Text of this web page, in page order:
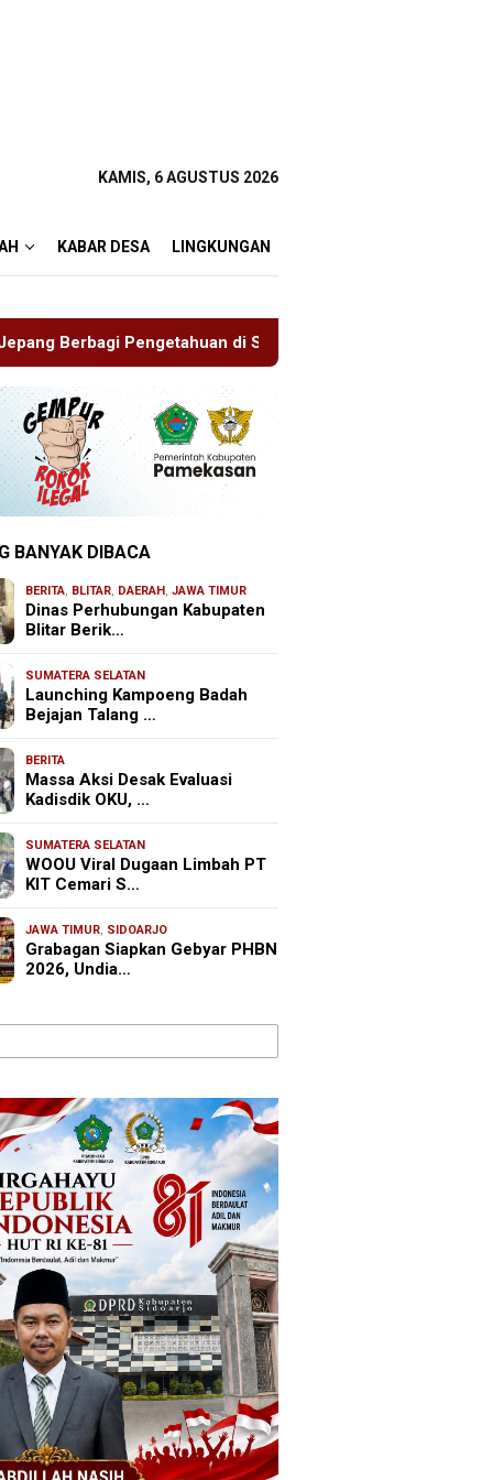
KAMIS, 6 AGUSTUS 2026
KABAR DESA LINGKUNGAN
SDN Puger Kulon 01 Hasil Mediasi Dinilai “Nol”,
BANYAK DIBACA
BERITA, BLITAR, DAERAH ,JAWA TIMUR
Dinas Perhubungan Kabupaten
Blitar Berik…
SUMATERA SELATAN
Launching Kampoeng Badah
Bejajan Talang …
BERITA
Massa Aksi Desak Evaluasi
Kadisdik OKU, …
SUMATERA SELATAN
WOOU Viral Dugaan Limbah PT
KIT Cemari S…
JAWA TIMUR, SIDOARJO
Grabagan Siapkan Gebyar PHBN
2026, Undia…